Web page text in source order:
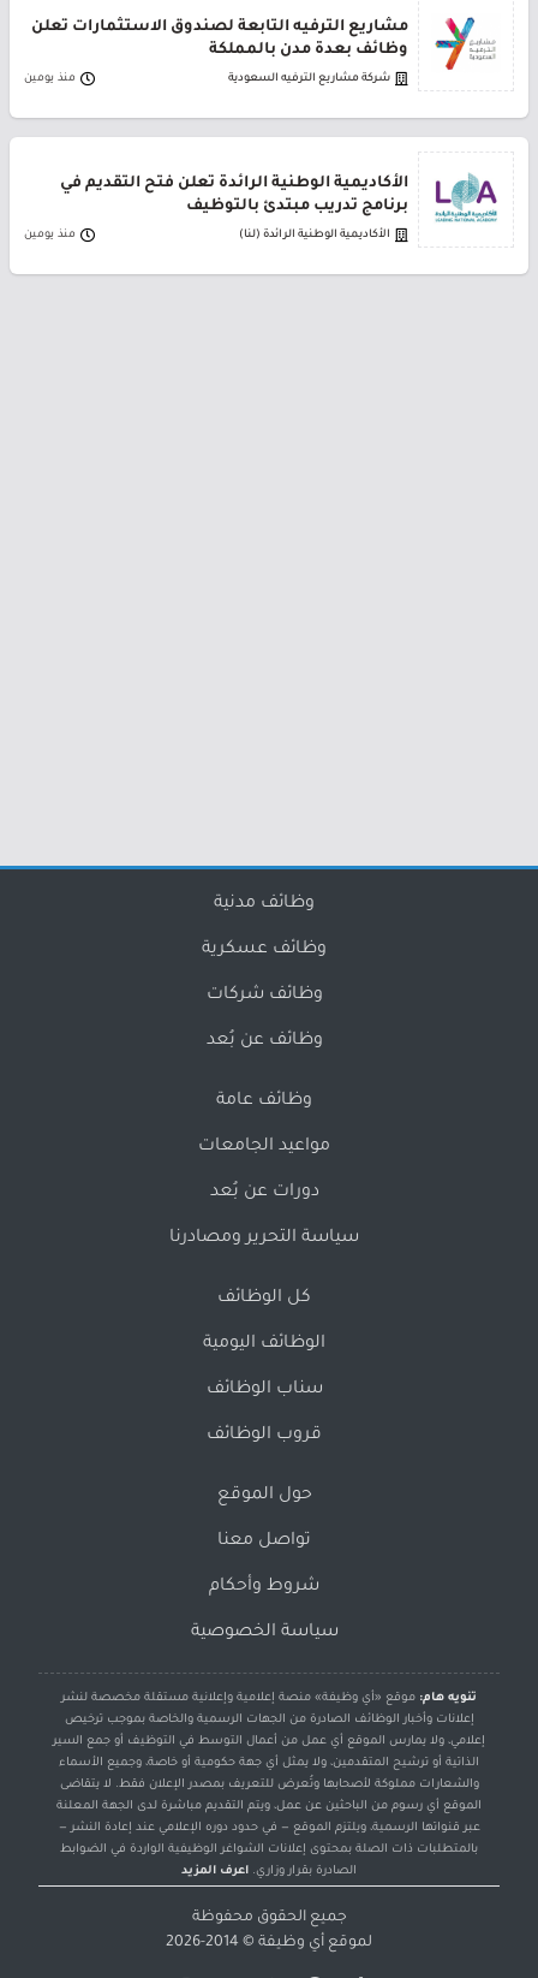
مشاريع الترفيه التابعة لصندوق الاستثمارات تعلن
وظائف بعدة مدن بالمملكة
شركة مشاريع الترفيه السعودية منذ يومين
الأكاديمية الوطنية الرائدة تعلن فتح التقديم في
برنامج تدريب مبتدئ بالتوظيف
الأكاديمية الوطنية الرائدة (لنا) منذ يومين
وظائف مدنية
وظائف عسكرية
وظائف شركات
وظائف عن بُعد
وظائف عامة
مواعيد الجامعات
دورات عن بُعد
سياسة التحرير ومصادرنا
كل الوظائف
الوظائف اليومية
سناب الوظائف
قروب الوظائف
حول الموقع
تواصل معنا
شروط وأحكام
سياسة الخصوصية
تنويه هام: موقع «أي وظيفة» منصة إعلامية وإعلانية مستقلة مخصصة لنشر
إعلانات وأخبار الوظائف الصادرة من الجهات الرسمية والخاصة بموجب ترخيص
إعلامي، ولا يمارس الموقع أي عمل من أعمال التوسط في التوظيف أو جمع السير
الذاتية أو ترشيح المتقدمين، ولا يمثل أي جهة حكومية أو خاصة، وجميع الأسماء
والشعارات مملوكة لأصحابها وتُعرض للتعريف بمصدر الإعلان فقط. لا يتقاضى
الموقع أي رسوم من الباحثين عن عمل، ويتم التقديم مباشرة لدى الجهة المعلنة
عبر قنواتها الرسمية، ويلتزم الموقع — في حدود دوره الإعلامي عند إعادة النشر —
بالمتطلبات ذات الصلة بمحتوى إعلانات الشواغر الوظيفية الواردة في الضوابط
الصادرة بقرار وزاري. اعرف المزيد
جميع الحقوق محفوظة
لموقع أي وظيفة © 2014-2026